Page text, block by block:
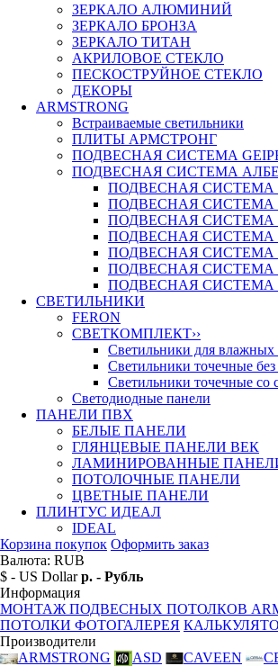
ЗЕРКАЛО АЛЮМИНИЙ
ЗЕРКАЛО БРОНЗА
ЗЕРКАЛО ТИТАН
АКРИЛОВОЕ СТЕКЛО
ПЕСКОСТРУЙНОЕ СТЕКЛО
ДЕКОРЫ
ARMSTRONG
Встраиваемые светильники
ПЛИТЫ АРМСТРОНГ
ПОДВЕСНАЯ СИСТЕМА
ПОДВЕСНАЯ СИСТЕМА
ПОДВЕСНАЯ СИСТЕМА
ПОДВЕСНАЯ СИСТЕМА
ПОДВЕСНАЯ СИСТЕМА
ПОДВЕСНАЯ СИСТЕМА
ПОДВЕСНАЯ СИСТЕМА
ПОДВЕСНАЯ СИСТЕМА
ПОДВЕСНАЯ СИСТЕМА
СВЕТИЛЬНИКИ
FERON
СВЕТКОМПЛЕКТ››
Светильники для
Светильники точечные без
Светильники точечные со
Светодиодные панели
ПАНЕЛИ ПВХ
БЕЛЫЕ ПАНЕЛИ
ГЛЯНЦЕВЫЕ ПАНЕЛИ ВЕК
ЛАМИНИРОВАННЫЕ
ПОТОЛОЧНЫЕ ПАНЕЛИ
ЦВЕТНЫЕ ПАНЕЛИ
ПЛИНТУС ИДЕАЛ
IDEAL
Корзина покупок Оформить заказ
Валюта: RUB
$ - US Dollar р. - Рубль
Информация
МОНТАЖ ПОДВЕСНЫХ ПОТОЛКОВ
ПОТОЛКИ ФОТОГАЛЕРЕЯ
Производители
ARMSTRONG
ASD CAVEEN